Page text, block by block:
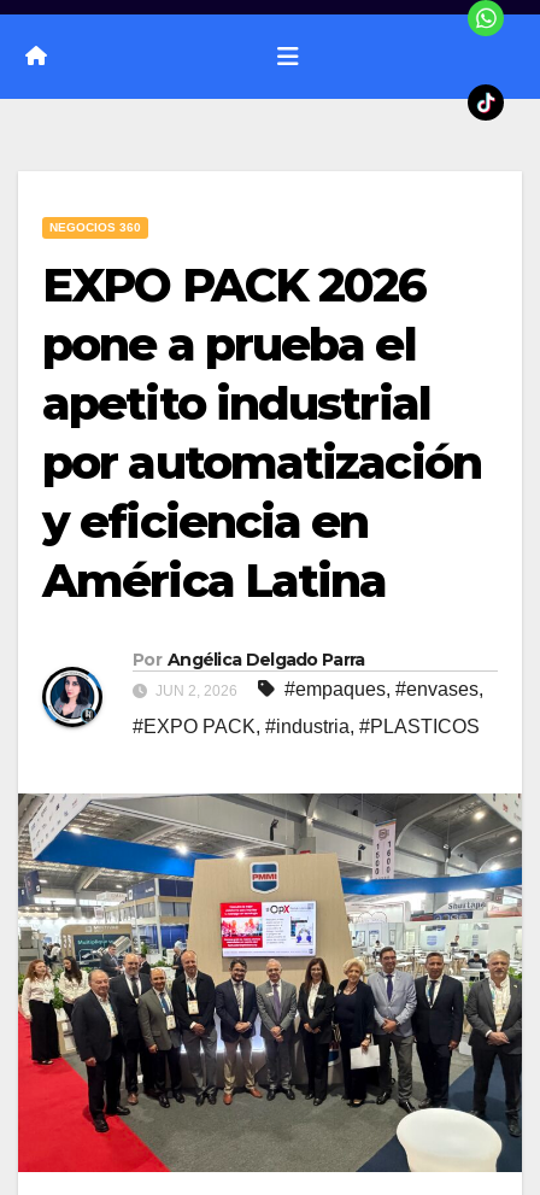
NEGOCIOS 360
EXPO PACK 2026
pone a prueba el
apetito industrial
por automatización
y eficiencia en
América Latina
Por Angélica Delgado Parra
JUN 2, 2026 #empaques, #envases,
#EXPO PACK, #industria, #PLASTICOS